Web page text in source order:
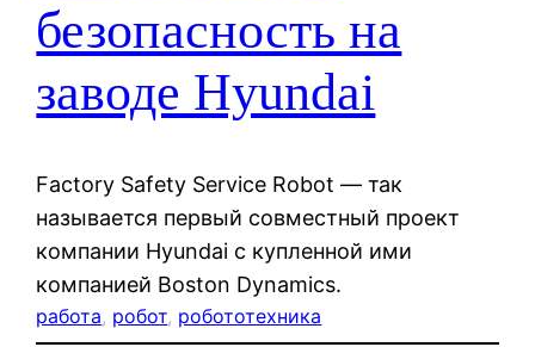
безопасность на
заводе Hyundai
Factory Safety Service Robot — так
называется первый совместный проект
компании Hyundai с купленной ими
компанией Boston Dynamics.
работа, робот, робототехника